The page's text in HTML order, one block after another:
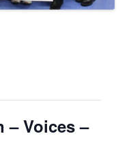
– Voices –